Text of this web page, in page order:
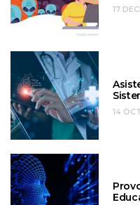
17
14